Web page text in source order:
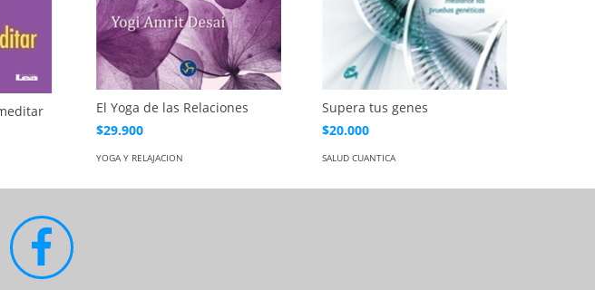
El Yoga de las Relaciones
$29.900
YOGA Y RELAJACION
Supera tus genes
$20.000
SALUD CUANTICA